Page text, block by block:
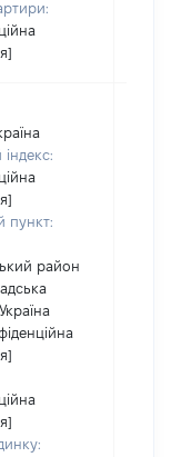
пункт:
район